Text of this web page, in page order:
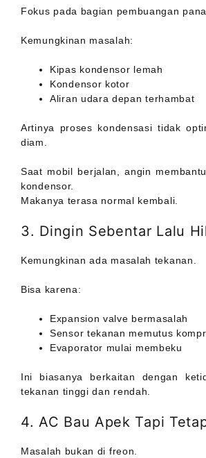
Fokus pada bagian pembuangan
Kemungkinan masalah:
Kipas kondensor lemah
Kondensor kotor
Aliran udara depan terhambat
Artinya proses kondensasi tidak
diam.
Saat mobil berjalan, angin
kondensor.
Makanya terasa normal kembali.
3. Dingin Sebentar Lalu
Kemungkinan ada masalah tekanan.
Bisa karena:
Expansion valve bermasalah
Sensor tekanan memutus
Evaporator mulai membeku
Ini biasanya berkaitan dengan
tekanan tinggi dan rendah.
4. AC Bau Apek Tapi
Masalah bukan di freon.